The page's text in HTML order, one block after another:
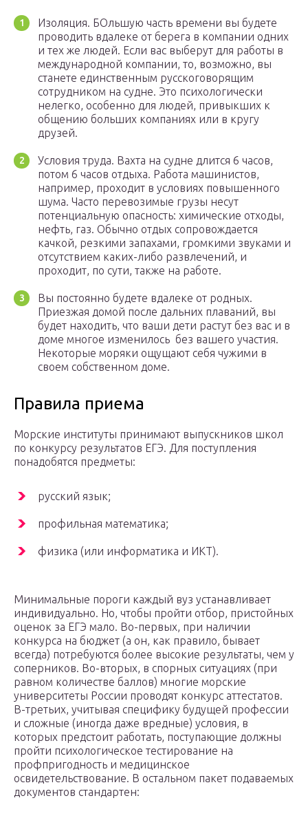
Изоляция. БОльшую часть времени вы будете
проводить вдалеке от берега в компании одних
и тех же людей. Если вас выберут для работы в
международной компании, то, возможно, вы
станете единственным русскоговорящим
сотрудником на судне. Это психологически
нелегко, особенно для людей, привыкших к
общению больших компаниях или в кругу
друзей.
Условия труда. Вахта на судне длится 6 часов,
потом 6 часов отдыха. Работа машинистов,
например, проходит в условиях повышенного
шума. Часто перевозимые грузы несут
потенциальную опасность: химические отходы,
нефть, газ. Обычно отдых сопровождается
качкой, резкими запахами, громкими звуками и
отсутствием каких-либо развлечений, и
проходит, по сути, также на работе.
Вы постоянно будете вдалеке от родных.
Приезжая домой после дальних плаваний, вы
будет находить, что ваши дети растут без вас и в
доме многое изменилось без вашего участия.
Некоторые моряки ощущают себя чужими в
своем собственном доме.
Правила приема
Морские институты принимают выпускников школ
по конкурсу результатов ЕГЭ. Для поступления
понадобятся предметы:
русский язык;
профильная математика;
физика (или информатика и ИКТ).
Минимальные пороги каждый вуз устанавливает
индивидуально. Но, чтобы пройти отбор, пристойных
оценок за ЕГЭ мало. Во-первых, при наличии
конкурса на бюджет (а он, как правило, бывает
всегда) потребуются более высокие результаты, чем у
соперников. Во-вторых, в спорных ситуациях (при
равном количестве баллов) многие морские
университеты России проводят конкурс аттестатов.
В-третьих, учитывая специфику будущей профессии
и сложные (иногда даже вредные) условия, в
которых предстоит работать, поступающие должны
пройти психологическое тестирование на
профпригодность и медицинское
освидетельствование. В остальном пакет подаваемых
документов стандартен: